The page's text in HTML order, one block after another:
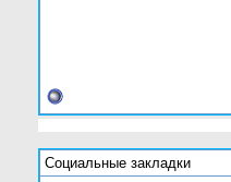
Социальные закладки